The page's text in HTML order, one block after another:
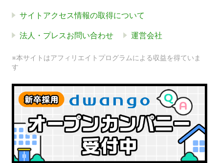
サイトアクセス情報の取得について
法人・プレスお問い合わせ 運営会社
※本サイトはアフィリエイトプログラムによる収益を得ていま
す